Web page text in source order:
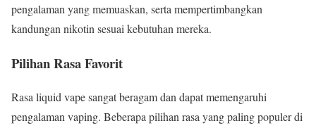
pengalaman yang memuaskan, serta mempertimbangkan
kandungan nikotin sesuai kebutuhan mereka.
Pilihan Rasa Favorit
Rasa liquid vape sangat beragam dan dapat memengaruhi
pengalaman vaping. Beberapa pilihan rasa yang paling populer di